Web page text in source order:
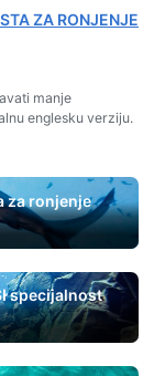
ZA RONJENJE
manje
englesku verziju.
za ronjenje
specijalnost